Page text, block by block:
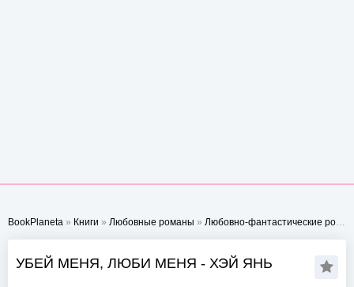
BookPlaneta » Книги » Любовные романы » Любовно-фантастические романы
УБЕЙ МЕНЯ, ЛЮБИ МЕНЯ - ХЭЙ ЯНЬ